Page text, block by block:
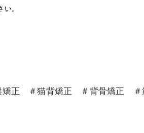
。
正 ＃猫背矯正 ＃背骨矯正 ＃